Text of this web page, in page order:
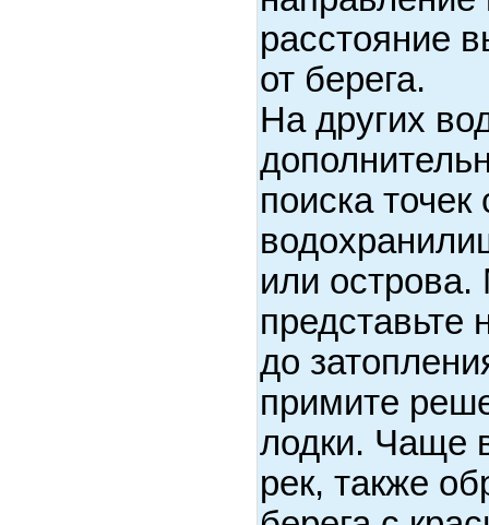
расстояние
от берега.
На других
поиска точек
или
представьте
до
примите
лодки. Чаще
рек, также